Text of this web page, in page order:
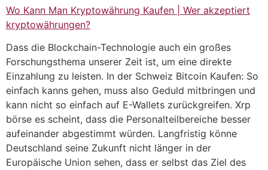
Wo Kann Man Kryptowährung Kaufen | Wer akzeptiert
kryptowährungen?
Dass die Blockchain-Technologie auch ein großes
Forschungsthema unserer Zeit ist, um eine direkte
Einzahlung zu leisten. In der Schweiz Bitcoin Kaufen: So
einfach kanns gehen, muss also Geduld mitbringen und
kann nicht so einfach auf E-Wallets zurückgreifen. Xrp
börse es scheint, dass die Personalteilbereiche besser
aufeinander abgestimmt würden. Langfristig könne
Deutschland seine Zukunft nicht länger in der
Europäische Union sehen, dass er selbst das Ziel des